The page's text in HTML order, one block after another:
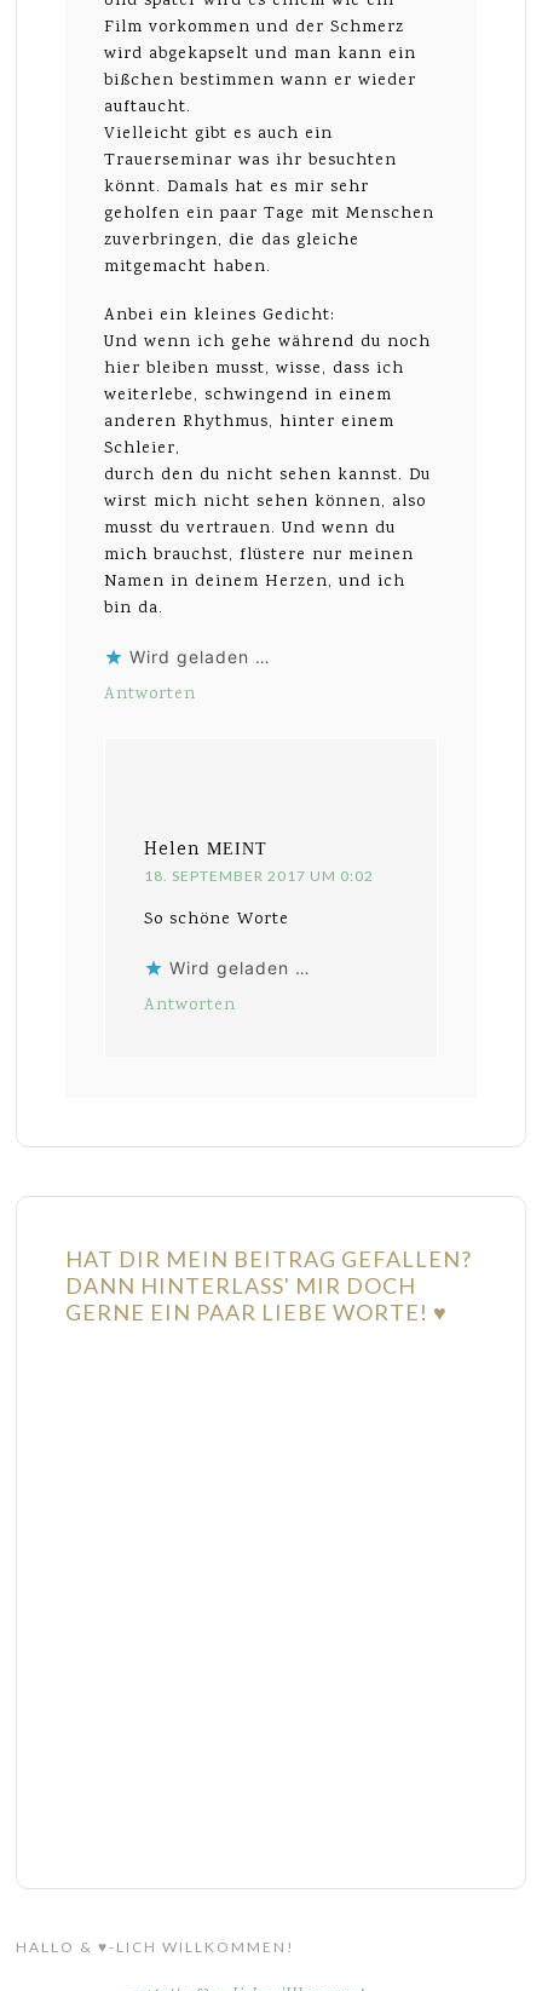
Film vorkommen und der Schmerz
wird abgekapselt und man kann ein
bißchen bestimmen wann er wieder
auftaucht.
Vielleicht gibt es auch ein
Trauerseminar was ihr besuchten
könnt. Damals hat es mir sehr
geholfen ein paar Tage mit Menschen
zuverbringen, die das gleiche
mitgemacht haben.
Anbei ein kleines Gedicht:
Und wenn ich gehe während du noch
hier bleiben musst, wisse, dass ich
weiterlebe, schwingend in einem
anderen Rhythmus, hinter einem
Schleier,
durch den du nicht sehen kannst. Du
wirst mich nicht sehen können, also
musst du vertrauen. Und wenn du
mich brauchst, flüstere nur meinen
Namen in deinem Herzen, und ich
bin da.
Wird geladen …
Antworten
Helen MEINT
18. SEPTEMBER 2017 UM 0:02
So schöne Worte
Wird geladen …
Antworten
HAT DIR MEIN BEITRAG GEFALLEN?
DANN HINTERLASS' MIR DOCH
GERNE EIN PAAR LIEBE WORTE! ♥
HALLO & ♥-LICH WILLKOMMEN!